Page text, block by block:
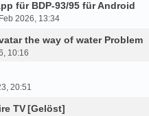
für BDP-93/95 für Android
2026, 13:34
the way of water Problem
10:16
20:51
TV[Gelöst]